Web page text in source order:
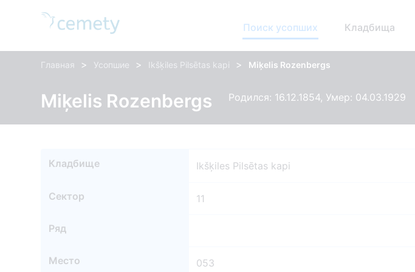
Поиск усопших Кладбища
Главная > Усопшие > Ikšķiles Pilsētas kapi > Miķelis Rozenbergs
Miķelis Rozenbergs Родился: 16.12.1854, Умер: 04.03.1929
Кладбище Ikšķiles Pilsētas kapi
Сектор 11
Ряд
Место 053